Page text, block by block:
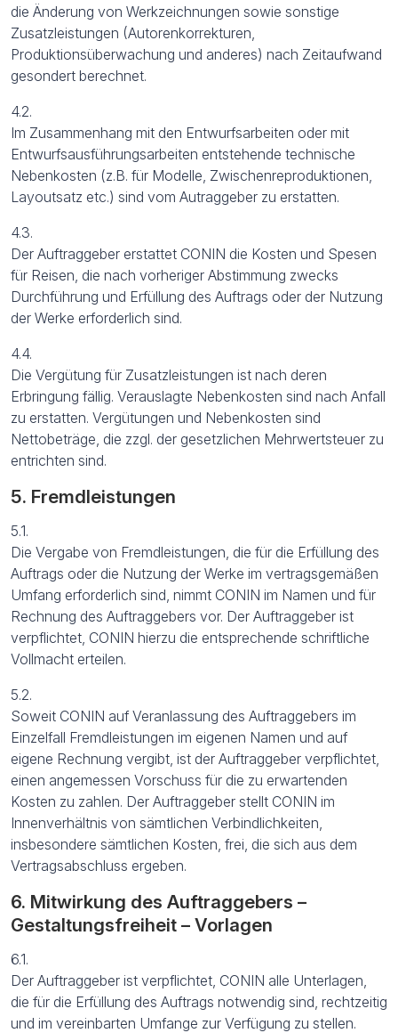
die Änderung von Werkzeichnungen sowie sonstige
Zusatzleistungen (Autorenkorrekturen,
Produktionsüberwachung und anderes) nach Zeitaufwand
gesondert berechnet.
4.2.
Im Zusammenhang mit den Entwurfsarbeiten oder mit
Entwurfsausführungsarbeiten entstehende technische
Nebenkosten (z.B. für Modelle, Zwischenreproduktionen,
Layoutsatz etc.) sind vom Autraggeber zu erstatten.
4.3.
Der Auftraggeber erstattet CONIN die Kosten und Spesen
für Reisen, die nach vorheriger Abstimmung zwecks
Durchführung und Erfüllung des Auftrags oder der Nutzung
der Werke erforderlich sind.
4.4.
Die Vergütung für Zusatzleistungen ist nach deren
Erbringung fällig. Verauslagte Nebenkosten sind nach Anfall
zu erstatten. Vergütungen und Nebenkosten sind
Nettobeträge, die zzgl. der gesetzlichen Mehrwertsteuer zu
entrichten sind.
5. Fremdleistungen
5.1.
Die Vergabe von Fremdleistungen, die für die Erfüllung des
Auftrags oder die Nutzung der Werke im vertragsgemäßen
Umfang erforderlich sind, nimmt CONIN im Namen und für
Rechnung des Auftraggebers vor. Der Auftraggeber ist
verpflichtet, CONIN hierzu die entsprechende schriftliche
Vollmacht erteilen.
5.2.
Soweit CONIN auf Veranlassung des Auftraggebers im
Einzelfall Fremdleistungen im eigenen Namen und auf
eigene Rechnung vergibt, ist der Auftraggeber verpflichtet,
einen angemessen Vorschuss für die zu erwartenden
Kosten zu zahlen. Der Auftraggeber stellt CONIN im
Innenverhältnis von sämtlichen Verbindlichkeiten,
insbesondere sämtlichen Kosten, frei, die sich aus dem
Vertragsabschluss ergeben.
6. Mitwirkung des Auftraggebers –
Gestaltungsfreiheit – Vorlagen
6.1.
Der Auftraggeber ist verpflichtet, CONIN alle Unterlagen,
die für die Erfüllung des Auftrags notwendig sind, rechtzeitig
und im vereinbarten Umfange zur Verfügung zu stellen.